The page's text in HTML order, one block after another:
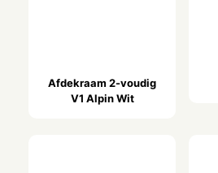
Beschermingsgraad (IP)
Afdekraam 2-voudig
V1 Alpin Wit